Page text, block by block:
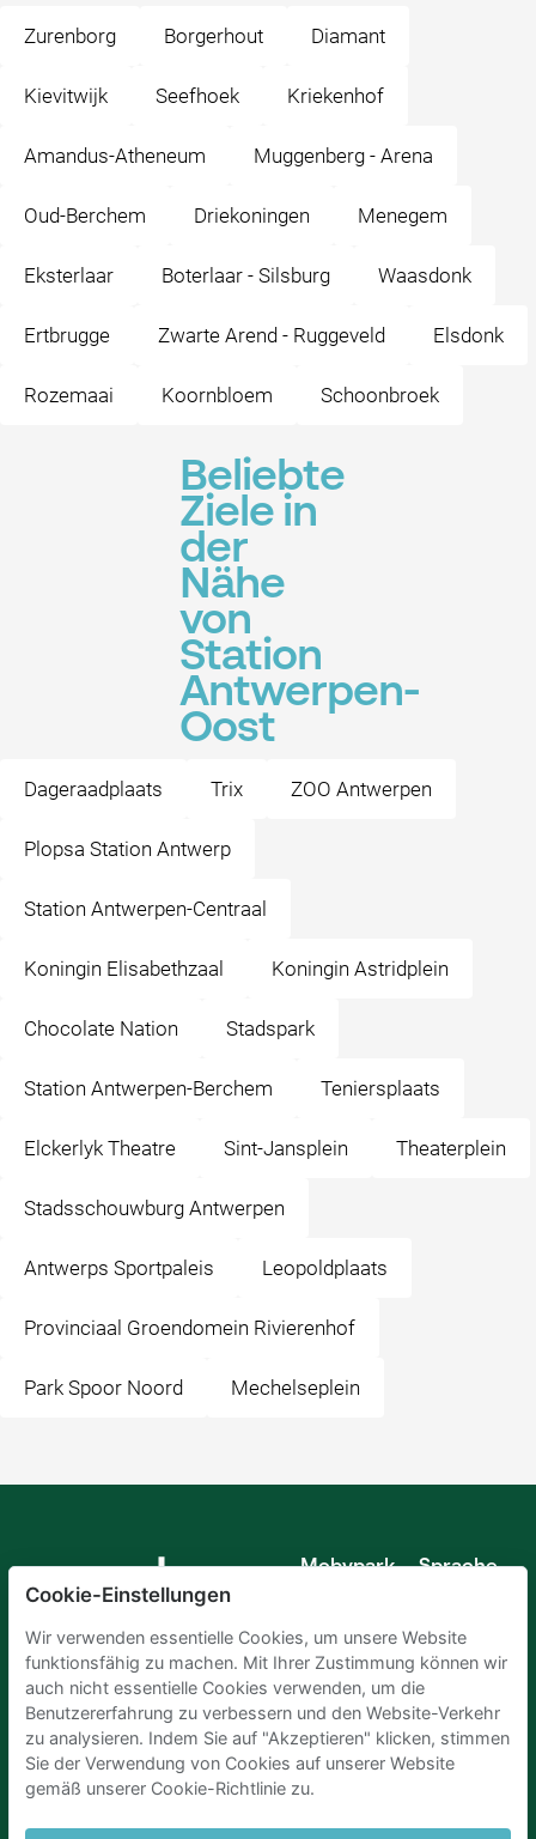
Zurenborg Borgerhout Diamant
Kievitwijk Seefhoek Kriekenhof
Amandus-Atheneum Muggenberg - Arena
Oud-Berchem Driekoningen Menegem
Eksterlaar Boterlaar - Silsburg Waasdonk
Ertbrugge Zwarte Arend - Ruggeveld Elsdonk
Rozemaai Koornbloem Schoonbroek
Beliebte
Ziele in
der
Nähe
von
Station
Antwerpen-
Oost
Dageraadplaats Trix ZOO Antwerpen
Plopsa Station Antwerp
Station Antwerpen-Centraal
Koningin Elisabethzaal Koningin Astridplein
Chocolate Nation Stadspark
Station Antwerpen-Berchem Teniersplaats
Elckerlyk Theatre Sint-Jansplein Theaterplein
Stadsschouwburg Antwerpen
Antwerps Sportpaleis Leopoldplaats
Provinciaal Groendomein Rivierenhof
Park Spoor Noord Mechelseplein
Mobypark
Sprache
Spanisch
Französisch
Italienisch
Niederländisch
Cookie-Einstellungen
Wir verwenden essentielle Cookies, um unsere Website
funktionsfähig zu machen. Mit Ihrer Zustimmung können wir
auch nicht essentielle Cookies verwenden, um die
Benutzererfahrung zu verbessern und den Website-Verkehr
zu analysieren. Indem Sie auf "Akzeptieren" klicken, stimmen
Sie der Verwendung von Cookies auf unserer Website
gemäß unserer Cookie-Richtlinie zu.